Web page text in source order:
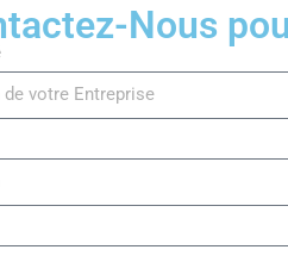
Nous